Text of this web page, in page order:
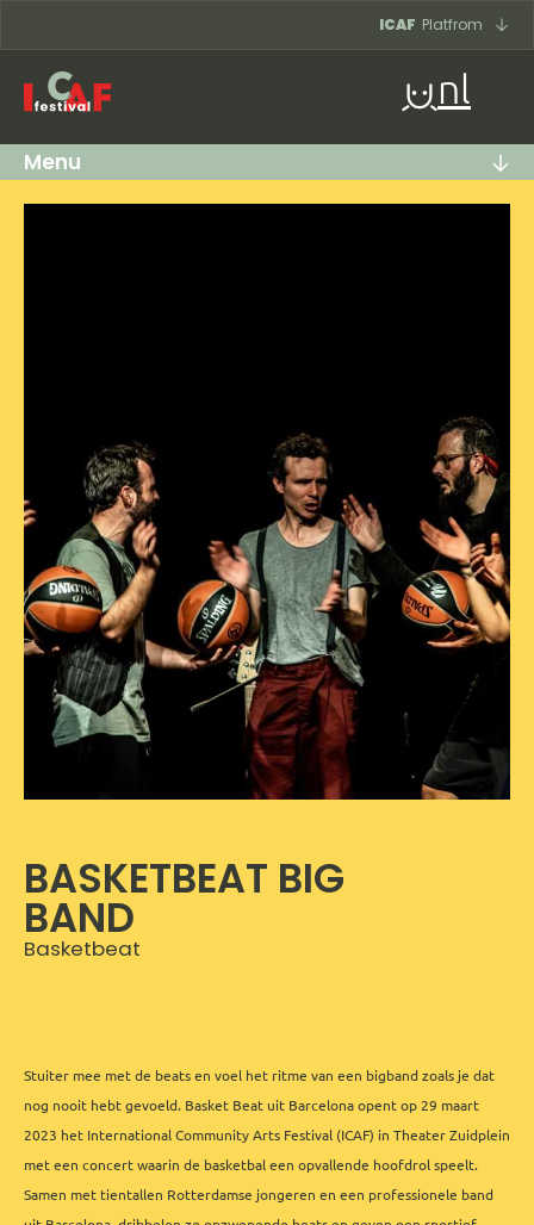
ICAF Platfrom
nl
Menu
BASKETBEAT BIG
BAND
Basketbeat
Stuiter mee met de beats en voel het ritme van een bigband zoals je dat
nog nooit hebt gevoeld. Basket Beat uit Barcelona opent op 29 maart
2023 het International Community Arts Festival (ICAF) in Theater Zuidplein
met een concert waarin de basketbal een opvallende hoofdrol speelt.
Samen met tientallen Rotterdamse jongeren en een professionele band